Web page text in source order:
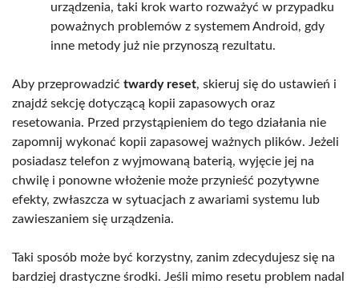
urządzenia, taki krok warto rozważyć w przypadku
poważnych problemów z systemem Android, gdy
inne metody już nie przynoszą rezultatu.
Aby przeprowadzić twardy reset, skieruj się do ustawień i
znajdź sekcję dotyczącą kopii zapasowych oraz
resetowania. Przed przystąpieniem do tego działania nie
zapomnij wykonać kopii zapasowej ważnych plików. Jeżeli
posiadasz telefon z wyjmowaną baterią, wyjęcie jej na
chwilę i ponowne włożenie może przynieść pozytywne
efekty, zwłaszcza w sytuacjach z awariami systemu lub
zawieszaniem się urządzenia.
Taki sposób może być korzystny, zanim zdecydujesz się na
bardziej drastyczne środki. Jeśli mimo resetu problem nadal